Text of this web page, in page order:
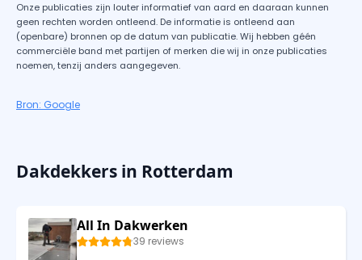
Onze publicaties zijn louter informatief van aard en daaraan kunnen
geen rechten worden ontleend. De informatie is ontleend aan
(openbare) bronnen op de datum van publicatie. Wij hebben géén
commerciële band met partijen of merken die wij in onze publicaties
noemen, tenzij anders aangegeven.
Bron: Google
Dakdekkers in Rotterdam
All In Dakwerken
39 reviews